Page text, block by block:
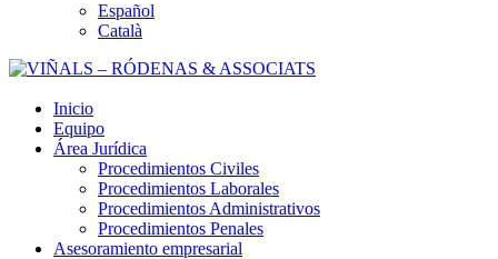
Español
Català
Inicio
Equipo
Área Jurídica
Procedimientos Civiles
Procedimientos Laborales
Procedimientos Administrativos
Procedimientos Penales
Asesoramiento empresarial